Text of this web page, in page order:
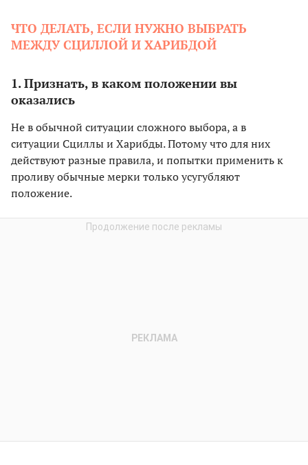
ЧТО ДЕЛАТЬ, ЕСЛИ НУЖНО ВЫБРАТЬ
МЕЖДУ СЦИЛЛОЙ И ХАРИБДОЙ
1. Признать, в каком положении вы
оказались
Не в обычной ситуации сложного выбора, а в
ситуации Сциллы и Харибды. Потому что для них
действуют разные правила, и попытки применить к
проливу обычные мерки только усугубляют
положение.